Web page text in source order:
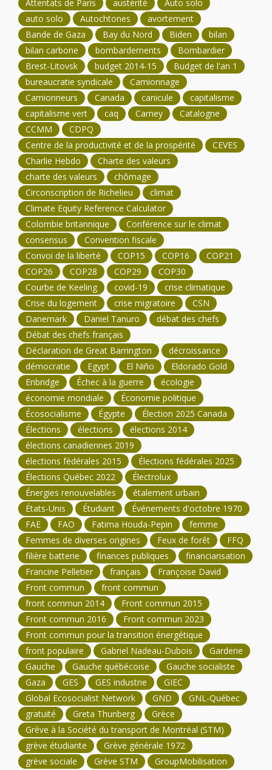
Attentats de Paris austérité
Auto solo
auto solo
Autochtones
avortement
Bande de Gaza
Bay du Nord Biden
bilan
bilan carbone
bombardements
Bombardier
Brest-Litovsk
budget 2014-15
Budget de l'an 1
bureaucratie syndicale
Camionnage
Camionneurs
Canada canicule
capitalisme
capitalisme vert
caq Carney
Catalogne
CCMM
CDPQ
Centre de la productivité et de la prospérité
CEVES
Charlie Hebdo
Charte des valeurs
charte des valeurs
chômage
Circonscription de Richelieu
climat
Climate Equity Reference Calculator
Colombie britannique
Conférence sur le climat
consensus
Convention fiscale
Convoi de la liberté
COP15 COP16
COP21
COP26
COP28 COP29
COP30
Courbe de Keeling
covid-19
crise climatique
Crise du logement
crise migratoire
CSN
Danemark
Daniel Tanuro
débat des chefs
Débat des chefs français
Déclaration de Great Barrington
décroissance
démocratie
Egypt El Niño
Eldorado Gold
Enbridge
Échec à la guerre
écologie
économie mondiale
Économie politique
Écosocialisme
Égypte
Élection 2025 Canada
Élections
élections
élections 2014
élections canadiennes 2019
élections fédérales 2015
Élections fédérales 2025
Élections Québec 2022
Électrolux
Énergies renouvelables
étalement urbain
États-Unis
Étudiant
Événements d'octobre 1970
FAE
FAO Fatima Houda-Pepin
femme
Femmes de diverses origines
Feux de forêt
FFQ
filière batterie
finances publiques
financiarisation
Francine Pelletier
français
Françoise David
Front commun
front commun
front commun 2014
Front commun 2015
Front commun 2016
Front commun 2023
Front commun pour la transition énergétique
front populaire
Gabriel Nadeau-Dubois
Garderie
Gauche
Gauche québécoise
Gauche socialiste
Gaza
GES GES industrie
GIEC
Global Ecosocialist Network
GND
GNL-Québec
gratuité
Greta Thunberg
Grèce
Grève à la Société du transport de Montréal (STM)
grève étudiante
Grève générale 1972
grève sociale
Grève STM
GroupMobilisation